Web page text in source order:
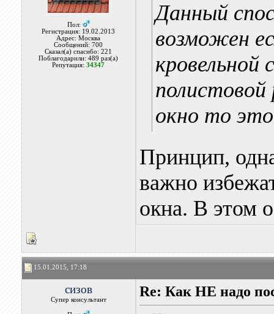
Пол:
Регистрация: 19.02.2013
Адрес: Москва
Сообщений: 700
Сказал(а) спасибо: 221
Поблагодарили: 489 раз(а)
Репутация:34347
Данный
возможен
кровельной
полистовой
окно то
Принцип,
важно
окна. В этом
15.01.2015, 17:18
сизов
Супер консультант
Re: Как НЕ надо